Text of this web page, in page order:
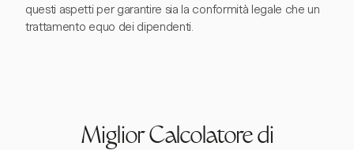
questi aspetti per garantire sia la conformità legale che un
trattamento equo dei dipendenti.
Miglior Calcolatore di